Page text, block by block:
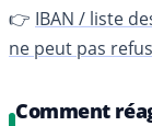
👉 IBAN / liste
ne peut pas
Comment